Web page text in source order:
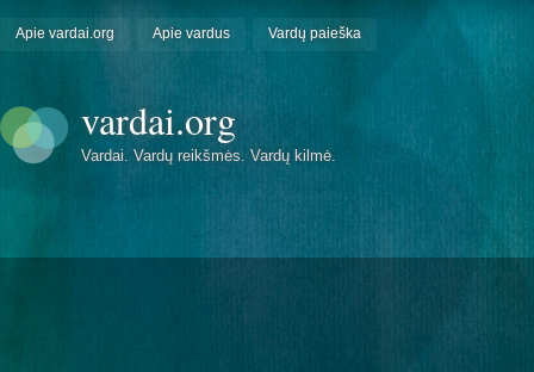
Apie vardai.org Apie vardus Vardų paieška
vardai.org
Vardai. Vardų reikšmės. Vardų kilmė.